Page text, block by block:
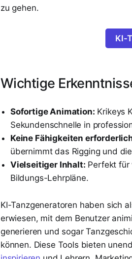
zu gehen.
KI-
Wichtige
Sofortige Animation: Krikeys
Sekundenschnelle in
Keine Fähigkeiten
übernimmt das Rigging und
Vielseitiger Inhalt: Perfekt für
Bildungs-Lehrpläne.
KI-Tanzgeneratoren haben sich
erwiesen, mit dem Benutzer
generieren und sogar
können. Diese Tools bieten